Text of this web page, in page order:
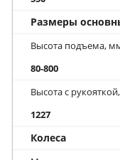
Размеры
Высота подъема,
80-800
Высота с
1227
Колеса